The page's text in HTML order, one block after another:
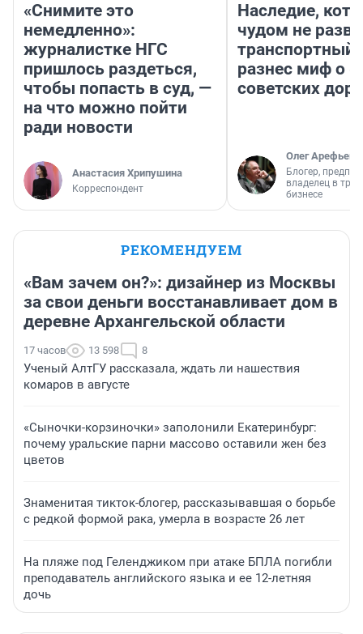
«Снимите это
немедленно»:
журналистке НГС
пришлось раздеться,
чтобы попасть в суд, —
на что можно пойти
ради новости
Анастасия Хрипушина
Корреспондент
Наследие,
чудом не
транспортный
разнес миф о
советских
Олег Арефьев
Блогер,
владелец в
бизнесе
РЕКОМЕНДУЕМ
«Вам зачем он?»: дизайнер из Москвы
за свои деньги восстанавливает дом в
деревне Архангельской области
17 часов 13 598 8
Ученый АлтГУ рассказала, ждать ли нашествия
комаров в августе
«Сыночки-корзиночки» заполонили Екатеринбург:
почему уральские парни массово оставили жен без
цветов
Знаменитая тикток-блогер, рассказывавшая о борьбе
с редкой формой рака, умерла в возрасте 26 лет
На пляже под Геленджиком при атаке БПЛА погибли
преподаватель английского языка и ее 12-летняя
дочь